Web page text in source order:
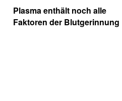
Plasma enthält noch alle
Faktoren der Blutgerinnung